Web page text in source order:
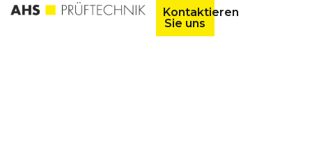
Kontaktieren
Sie uns